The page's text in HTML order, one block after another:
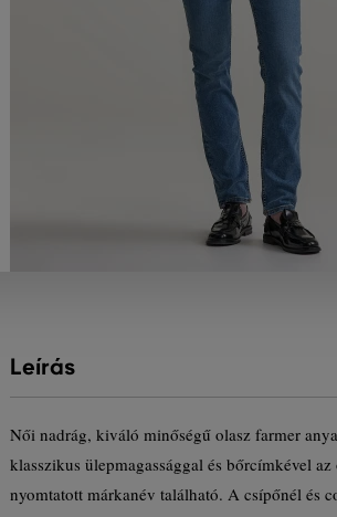
Leírás
Női nadrág, kiváló minőségű olasz farmer
klasszikus ülepmagassággal és bőrcímkével
nyomtatott márkanév található. A csípőnél és